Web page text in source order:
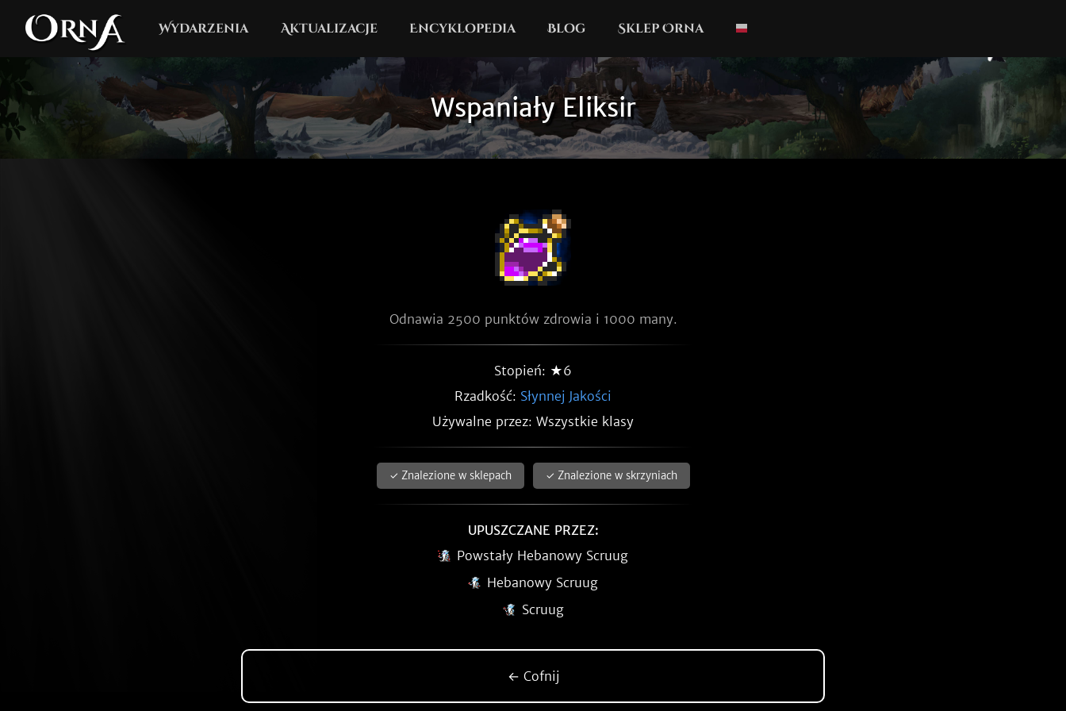
Wydarzenia Aktualizacje Encyklopedia Blog Sklep Orna
Wspaniały Eliksir
Odnawia 2500 punktów zdrowia i 1000 many.
Stopień: ★6
Rzadkość: Słynnej Jakości
Używalne przez: Wszystkie klasy
✓ Znalezione w sklepach ✓ Znalezione w skrzyniach
UPUSZCZANE PRZEZ:
Powstały Hebanowy Scruug
Hebanowy Scruug
Scruug
← Cofnij